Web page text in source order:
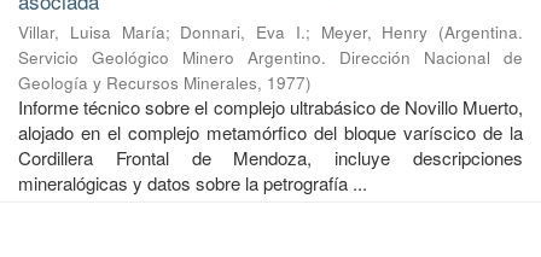
Villar, Luisa María; Donnari, Eva I.; Meyer, Henry (Argentina.
Servicio Geológico Minero Argentino. Dirección Nacional de
Geología y Recursos Minerales, 1977)
Informe técnico sobre el complejo ultrabásico de Novillo Muerto,
alojado en el complejo metamórfico del bloque varíscico de la
Cordillera Frontal de Mendoza, incluye descripciones
mineralógicas y datos sobre la petrografía ...